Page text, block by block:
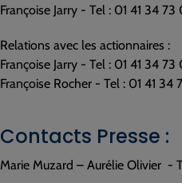
Françoise Jarry - Tel : 01 41 34 73
Relations avec les actionnaires :
Françoise Jarry - Tel : 01 41 34 73
Françoise Rocher - Tel : 01 41 34
Contacts Presse :
Marie Muzard – Aurélie Olivier -